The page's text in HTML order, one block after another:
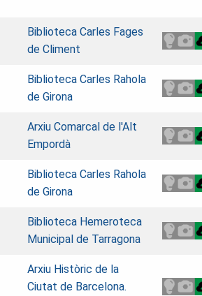
Biblioteca Carles Fages
de Climent
Biblioteca Carles Rahola
de Girona
Arxiu Comarcal de l'Alt
Empordà
Biblioteca Carles Rahola
de Girona
Biblioteca Hemeroteca
Municipal de Tarragona
Arxiu Històric de la
Ciutat de Barcelona.